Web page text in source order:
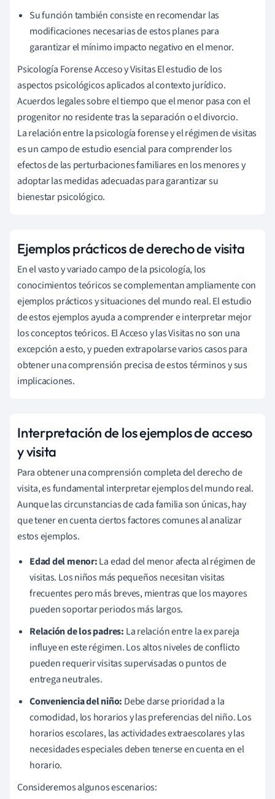
Su función también consiste en recomendar las
modificaciones necesarias de estos planes para
garantizar el mínimo impacto negativo en el menor.
Psicología Forense Acceso y Visitas El estudio de los
aspectos psicológicos aplicados al contexto jurídico.
Acuerdos legales sobre el tiempo que el menor pasa con el
progenitor no residente tras la separación o el divorcio.
La relación entre la psicología forense y el régimen de visitas
es un campo de estudio esencial para comprender los
efectos de las perturbaciones familiares en los menores y
adoptar las medidas adecuadas para garantizar su
bienestar psicológico.
Ejemplos prácticos de derecho de visita
En el vasto y variado campo de la psicología, los
conocimientos teóricos se complementan ampliamente con
ejemplos prácticos y situaciones del mundo real. El estudio
de estos ejemplos ayuda a comprender e interpretar mejor
los conceptos teóricos. El Acceso y las Visitas no son una
excepción a esto, y pueden extrapolarse varios casos para
obtener una comprensión precisa de estos términos y sus
implicaciones.
Interpretación de los ejemplos de acceso
y visita
Para obtener una comprensión completa del derecho de
visita, es fundamental interpretar ejemplos del mundo real.
Aunque las circunstancias de cada familia son únicas, hay
que tener en cuenta ciertos factores comunes al analizar
estos ejemplos.
Edad del menor:La edad del menor afecta al régimen de
visitas. Los niños más pequeños necesitan visitas
frecuentes pero más breves, mientras que los mayores
pueden soportar periodos más largos.
Relación de los padres: La relación entre la ex pareja
influye en este régimen. Los altos niveles de conflicto
pueden requerir visitas supervisadas o puntos de
entrega neutrales.
Conveniencia del niño: Debe darse prioridad a la
comodidad, los horarios y las preferencias del niño. Los
horarios escolares, las actividades extraescolares y las
necesidades especiales deben tenerse en cuenta en el
horario.
Consideremos algunos escenarios: